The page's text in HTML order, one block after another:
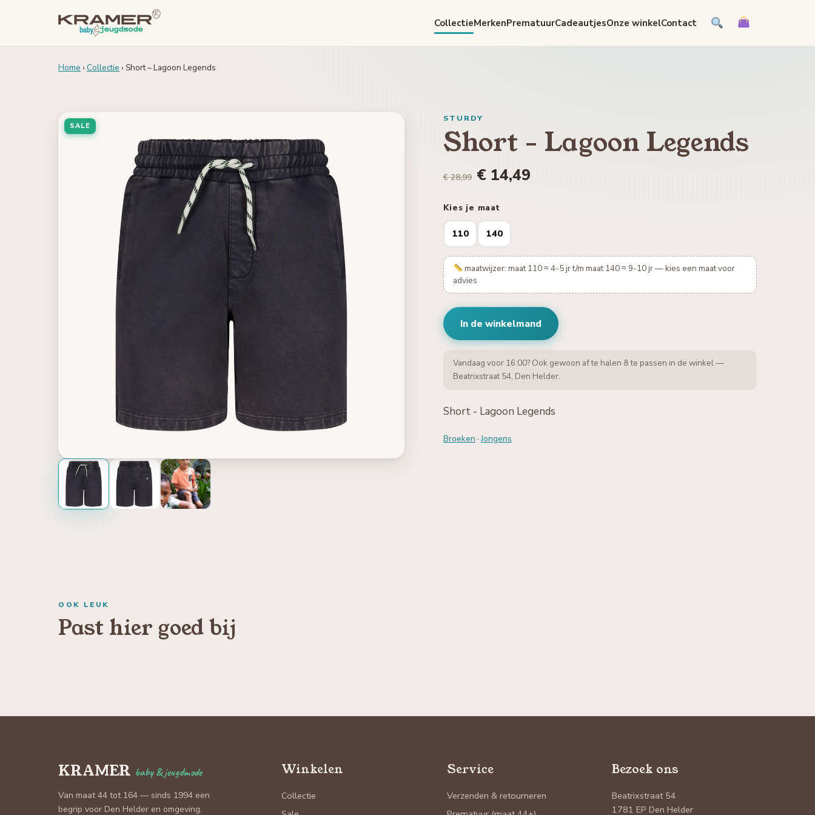
CollectieMerkenPrematuurCadeautjesOnze winkelContact
Home › Collectie › Short – Lagoon Legends
SALE
STURDY
Short - Lagoon Legends
€ 28,99 € 14,49
Kies je maat
110 140
maatwijzer: maat 110 ≈ 4-5 jr t/m maat 140 ≈ 9-10 jr — kies een maat voor
advies
In de winkelmand
Vandaag voor 16:00? Ook gewoon af te halen & te passen in de winkel —
Beatrixstraat 54, Den Helder.
Short - Lagoon Legends
Broeken ·Jongens
OOK LEUK
Past hier goed bij
KRAMER baby & jeugdmode
Van maat 44 tot 164 — sinds 1994 een
begrip voor Den Helder en omgeving.
Winkelen
Collectie
Service
Verzenden & retourneren
Bezoek ons
Beatrixstraat 54
1781 EP Den Helder